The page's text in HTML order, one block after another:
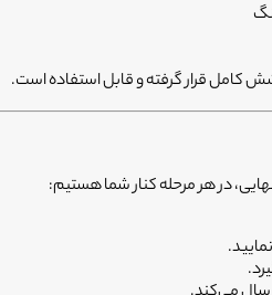
ایی، در هر مرحله کنار شما هستیم: